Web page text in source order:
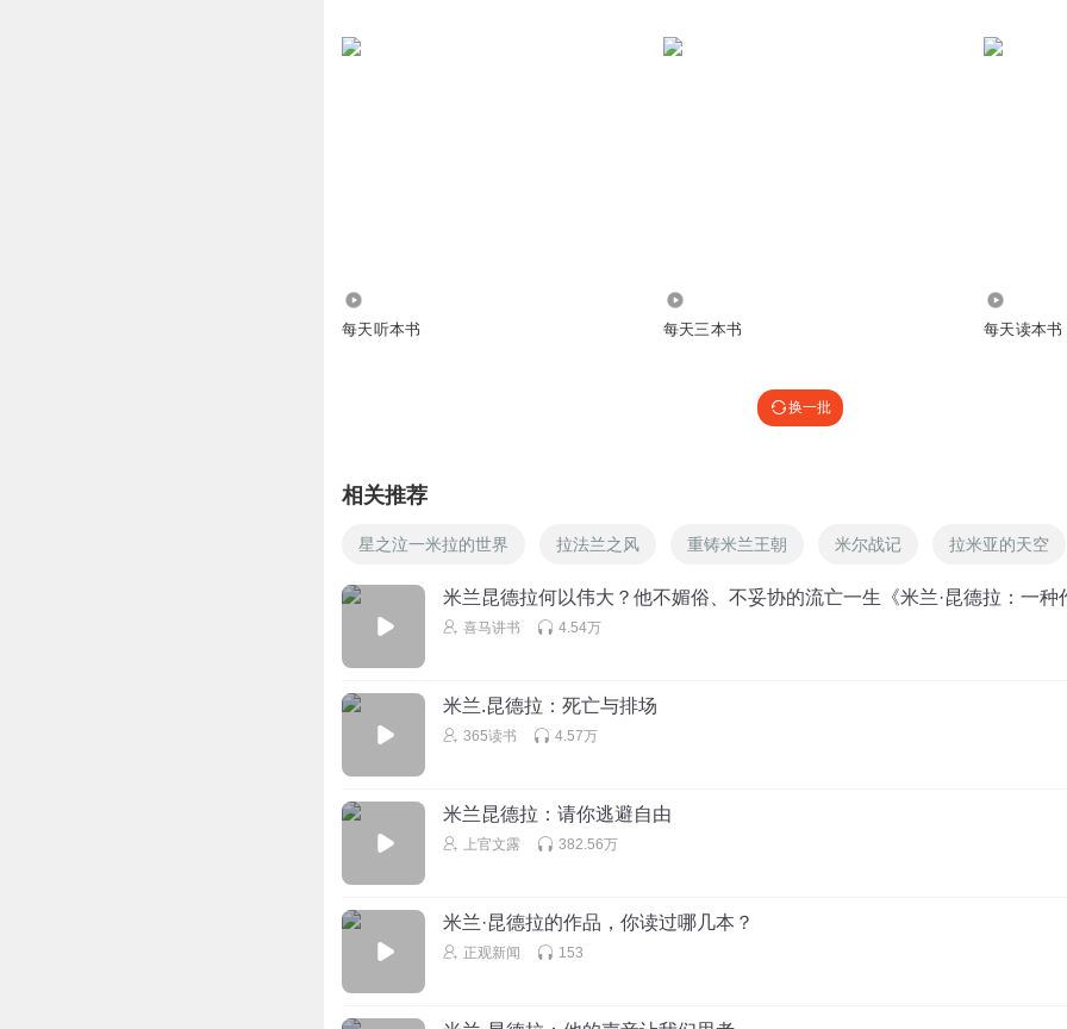
每天听本书 每天三本书 每天读本书
换一批
相关推荐
星之泣一米拉的世界 拉法兰之风 重铸米兰王朝 米尔战记 拉米亚的天空
米兰昆德拉何以伟大？他不媚俗、不妥协的流亡一生《米兰·昆德拉：一种
喜马讲书 4.54万
米兰.昆德拉：死亡与排场
365读书 4.57万
米兰昆德拉：请你逃避自由
上官文露 382.56万
米兰·昆德拉的作品，你读过哪几本？
正观新闻 153